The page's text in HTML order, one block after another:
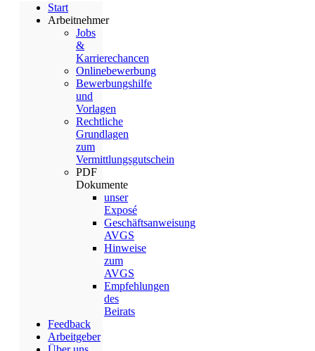
Start
Arbeitnehmer
Jobs
&
Karrierechancen
Onlinebewerbung
Bewerbungshilfe
und
Vorlagen
Rechtliche
Grundlagen
zum
Vermittlungsgutschein
PDF
Dokumente
unser
Exposé
Geschäftsanweisung
AVGS
Hinweise
zum
AVGS
Empfehlungen
des
Beirats
Feedback
Arbeitgeber